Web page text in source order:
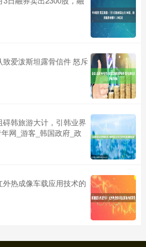
致爱泼斯坦露骨信件 怒斥
韩旅游大计，引韩业界
网_游客_韩国政府_政
热成像车载应用技术的